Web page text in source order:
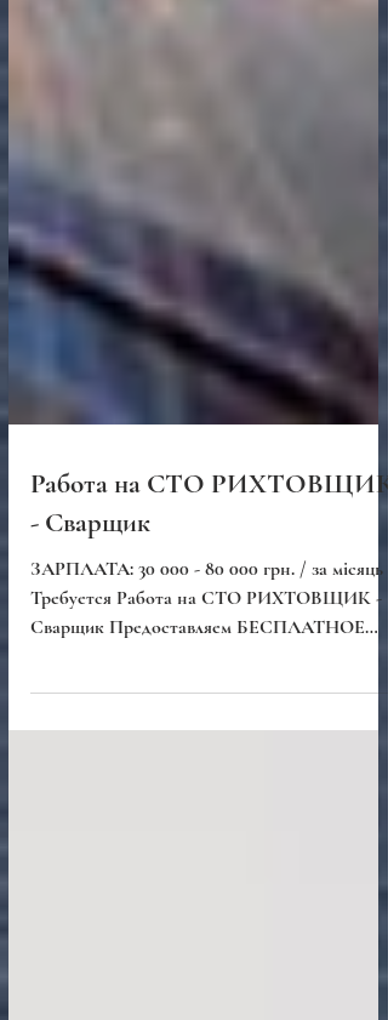
Работа на СТО РИХТОВЩИК
- Сварщик
ЗАРПЛАТА: 30 000 - 80 000 грн. / за місяць
Сварщик Предоставляем БЕСПЛАТНОЕ
Жилье иногородним! Работа...